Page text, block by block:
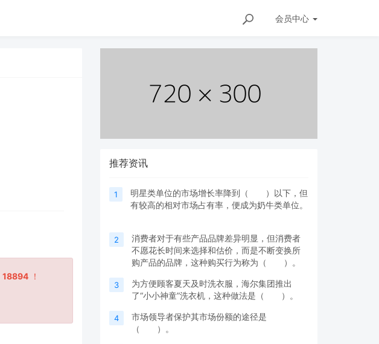
会员中心
18894 ！
推荐资讯
1
明星类单位的市场增长率降到（ ）以下，但
有较高的相对市场占有率，便成为奶牛类单位。
2
消费者对于有些产品品牌差异明显，但消费者
不愿花长时间来选择和估价，而是不断变换所
购产品的品牌，这种购买行为称为（ ）。
3
为方便顾客夏天及时洗衣服，海尔集团推出
了“小小神童”洗衣机，这种做法是（ ）。
4
市场领导者保护其市场份额的途径是
（ ）。